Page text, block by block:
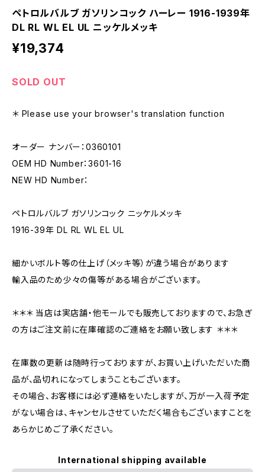
ペトロルバルブ ガソリンコック ハーレー 1916-1939年
DL RL WL EL UL ニッケルメッキ
¥19,374
SOLD OUT
＊ Please use your browser's translation function
オーダー ナンバー：0360101
OEM HD Number：3601-16
NEW HD Number：
ペトロルバルブ ガソリンコック ニッケルメッキ
1916-39年 DL RL WL EL UL
細かいボルト等の仕上げ（メッキ等）が違う場合があります
輸入品のため少々の傷等がある場合がございます。
＊＊＊ 当店は実店舗・他モールでも販売しておりますので、お急ぎ
の方はご注文前に在庫確認のご連絡をお願い致します ＊＊＊
在庫数の更新は随時行っておりますが、お買い上げいただいた商
品が、品切れになってしまうこともございます。
その場合、お客様には必ず連絡をいたしますが、万が一入荷予定
がない場合は、キャンセルさせていただく場合もございますことを
あらかじめご了承ください。
International shipping available